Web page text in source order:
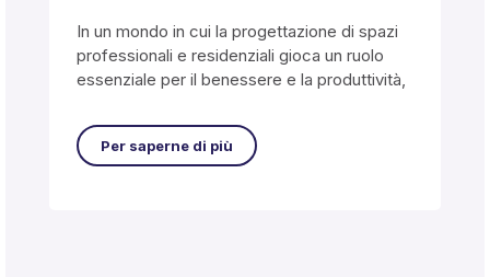
In un mondo in cui la progettazione di spazi
professionali e residenziali gioca un ruolo
essenziale per il benessere e la produttività,
Per saperne di più